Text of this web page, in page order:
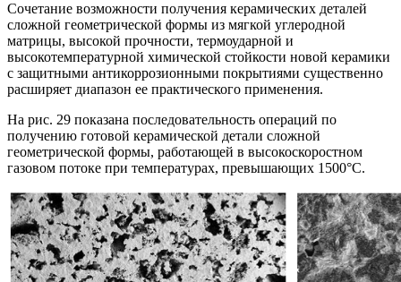
Сочетание возможности получения керамических деталей
сложной геометрической формы из мягкой углеродной
матрицы, высокой прочности, термоударной и
высокотемпературной химической стойкости новой керамики
с защитными антикоррозионными покрытиями существенно
расширяет диапазон ее практического применения.
На рис. 29 показана последовательность операций по
получению готовой керамической детали сложной
геометрической формы, работающей в высокоскоростном
газовом потоке при температурах, превышающих 1500°C.